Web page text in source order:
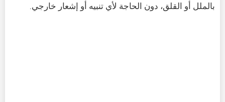
بالملل أو القلق، دون الحاجة لأي تنبيه أو إشعار خارجي.